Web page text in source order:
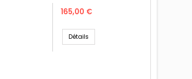
Prix
165,00 €
Détails